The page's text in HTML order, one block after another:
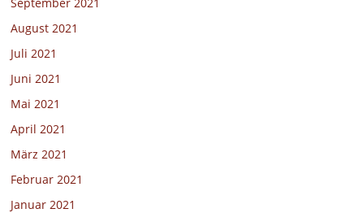
August 2021
Juli 2021
Juni 2021
Mai 2021
April 2021
März 2021
Februar 2021
Januar 2021